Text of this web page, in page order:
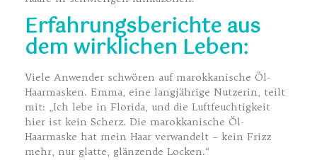
Erfahrungsberichte aus
dem wirklichen Leben:
Viele Anwender schwören auf marokkanische Öl-
Haarmasken. Emma, eine langjährige Nutzerin, teilt
mit: „Ich lebe in Florida, und die Luftfeuchtigkeit
hier ist kein Scherz. Die marokkanische Öl-
Haarmaske hat mein Haar verwandelt – kein Frizz
mehr, nur glatte, glänzende Locken.“